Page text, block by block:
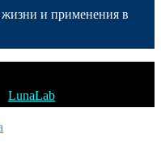
жизни и применения в
LunaLab